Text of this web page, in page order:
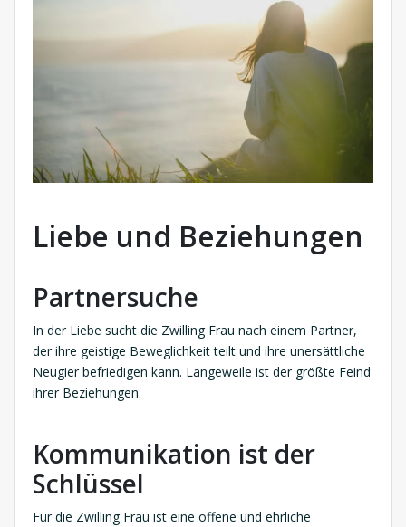
Liebe und Beziehungen
Partnersuche
In der Liebe sucht die Zwilling Frau nach einem Partner,
der ihre geistige Beweglichkeit teilt und ihre unersättliche
Neugier befriedigen kann. Langeweile ist der größte Feind
ihrer Beziehungen.
Kommunikation ist der
Schlüssel
Für die Zwilling Frau ist eine offene und ehrliche